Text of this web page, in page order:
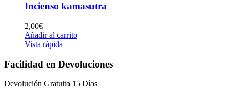
Incienso kamasutra
2,00€
Añadir al carrito
Vista rápida
Facilidad en Devoluciones
Devolución Gratuita 15 Días